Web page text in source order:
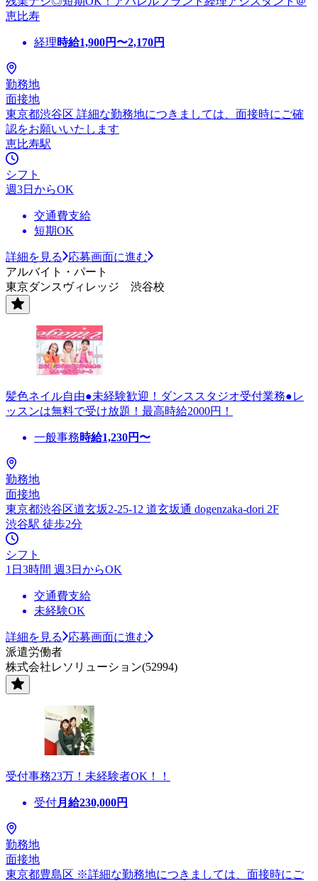
恵比寿
経理時給1,900円〜2,170円
勤務地
面接地
東京都渋谷区 詳細な勤務地につきましては、面接時にご確
認をお願いいたします
恵比寿駅
シフト
週3日からOK
交通費支給
短期OK
詳細を見る
応募画面に進む
アルバイト・パート
東京ダンスヴィレッジ 渋谷校
髪色ネイル自由●未経験歓迎！ダンススタジオ受付業務●レ
ッスンは無料で受け放題！最高時給2000円！
一般事務時給1,230円〜
勤務地
面接地
東京都渋谷区道玄坂2-25-12 道玄坂通 dogenzaka-dori 2F
渋谷駅 徒歩2分
シフト
1日3時間 週3日からOK
交通費支給
未経験OK
詳細を見る
応募画面に進む
派遣労働者
株式会社レソリューション(52994)
受付事務23万！未経験者OK！！
受付月給230,000円
勤務地
面接地
東京都豊島区 ※詳細な勤務地につきましては、面接時にご